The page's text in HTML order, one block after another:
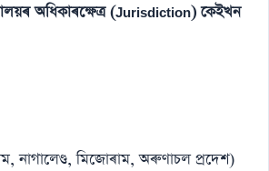
অধিকাৰক্ষেত্ৰ (Jurisdiction) কেইখন
নাগালেণ্ড, মিজোৰাম, অৰুণাচল প্ৰদেশ)